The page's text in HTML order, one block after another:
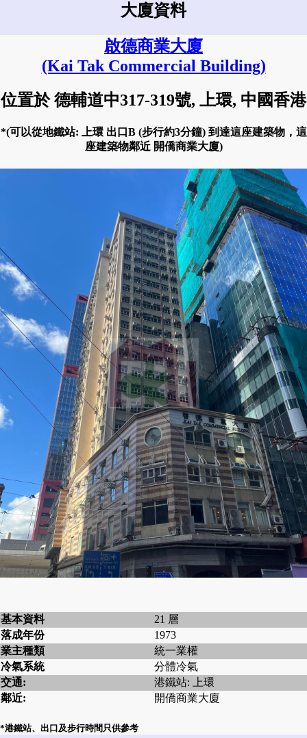
大廈資料
啟德商業大廈
(Kai Tak Commercial Building)
位置於 德輔道中317-319號, 上環, 中國香港
*(可以從地鐵站: 上環 出口B (步行約3分鐘) 到達這座建築物，這
座建築物鄰近 開僑商業大廈)
基本資料
21 層
落成年份
1973
業主種類
統一業權
冷氣系統
分體冷氣
交通:
港鐵站: 上環
鄰近:
開僑商業大廈
*港鐵站、出口及步行時間只供參考